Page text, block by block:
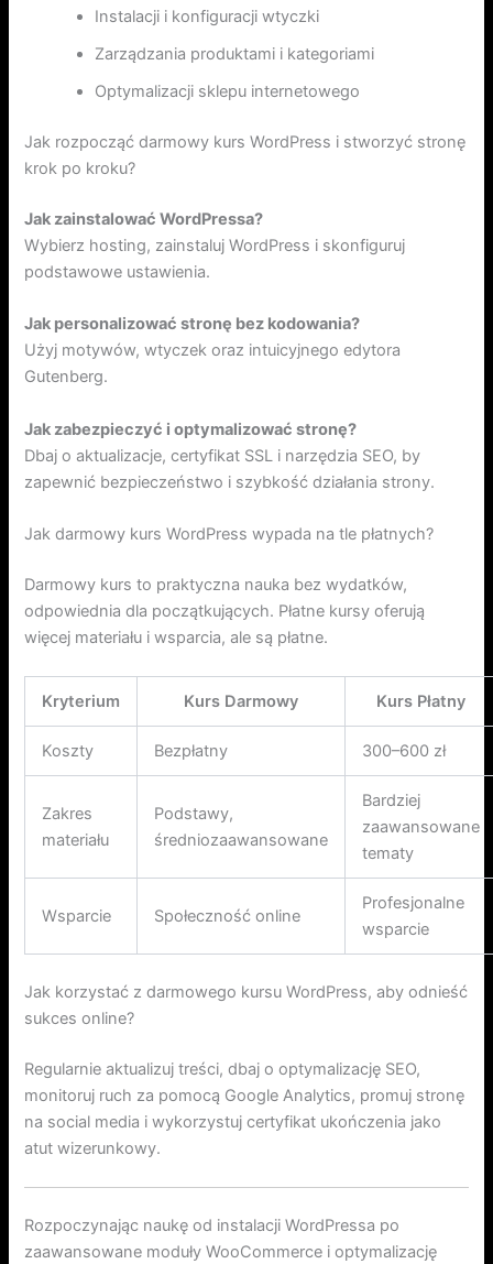
Instalacji i konfiguracji wtyczki
Zarządzania produktami i kategoriami
Optymalizacji sklepu internetowego
Jak rozpocząć darmowy kurs WordPress i stworzyć stronę
krok po kroku?
Jak zainstalować WordPressa?
Wybierz hosting, zainstaluj WordPress i skonfiguruj
podstawowe ustawienia.
Jak personalizować stronę bez kodowania?
Użyj motywów, wtyczek oraz intuicyjnego edytora
Gutenberg.
Jak zabezpieczyć i optymalizować stronę?
Dbaj o aktualizacje, certyfikat SSL i narzędzia SEO, by
zapewnić bezpieczeństwo i szybkość działania strony.
Jak darmowy kurs WordPress wypada na tle płatnych?
Darmowy kurs to praktyczna nauka bez wydatków,
odpowiednia dla początkujących. Płatne kursy oferują
więcej materiału i wsparcia, ale są płatne.
Kryterium Kurs Darmowy Kurs Płatny
Koszty Bezpłatny 300–600 zł
Zakres
materiału
Podstawy,
średniozaawansowane
Bardziej
zaawansowane
tematy
Wsparcie Społeczność online
Profesjonalne
wsparcie
Jak korzystać z darmowego kursu WordPress, aby odnieść
sukces online?
Regularnie aktualizuj treści, dbaj o optymalizację SEO,
monitoruj ruch za pomocą Google Analytics, promuj stronę
na social media i wykorzystuj certyfikat ukończenia jako
atut wizerunkowy.
Rozpoczynając naukę od instalacji WordPressa po
zaawansowane moduły WooCommerce i optymalizację